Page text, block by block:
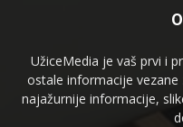
UžiceMedia je vaš prvi i
ostale informacije
najažurnije informacije,